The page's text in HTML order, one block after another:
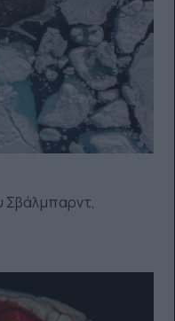
Σβάλμπαρντ,